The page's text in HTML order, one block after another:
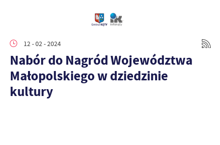
12 - 02 - 2024
Nabór do Nagród Województwa
Małopolskiego w dziedzinie
kultury